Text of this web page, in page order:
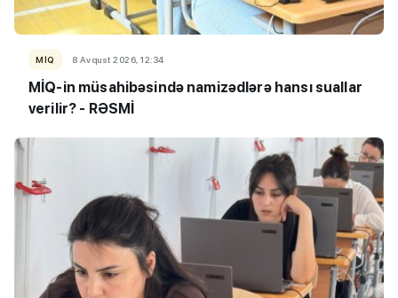
MİQ 8 Avqust 2026, 12:34
MİQ-in müsahibəsində namizədlərə hansı suallar
verilir? - RƏSMİ